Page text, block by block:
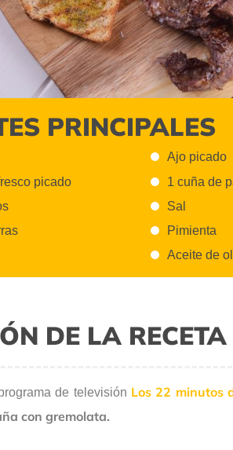
PRINCIPALES
picado
Ajo picado
1 cuña de
Sal
Pimienta
Aceite de
DE LA RECETA
de televisión Los 22 minutos
con gremolata.